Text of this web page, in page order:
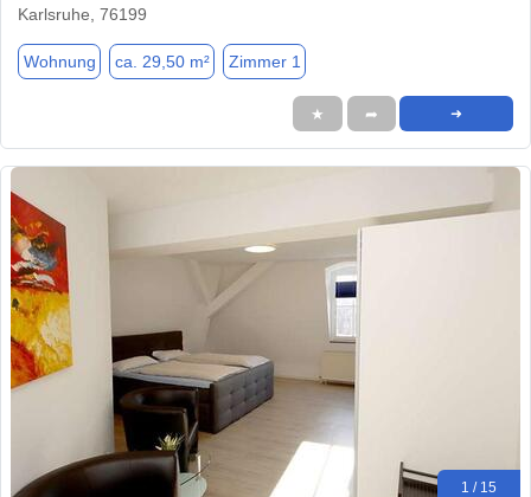
Karlsruhe, 76199
Wohnung ca. 29,50 m² Zimmer 1
★ ➦ ➜
1 / 15